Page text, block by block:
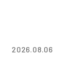
2026.08.06